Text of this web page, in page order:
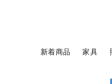
新着商品 家具